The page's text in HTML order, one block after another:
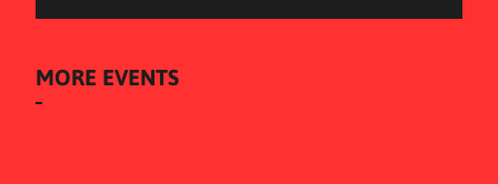
MORE EVENTS